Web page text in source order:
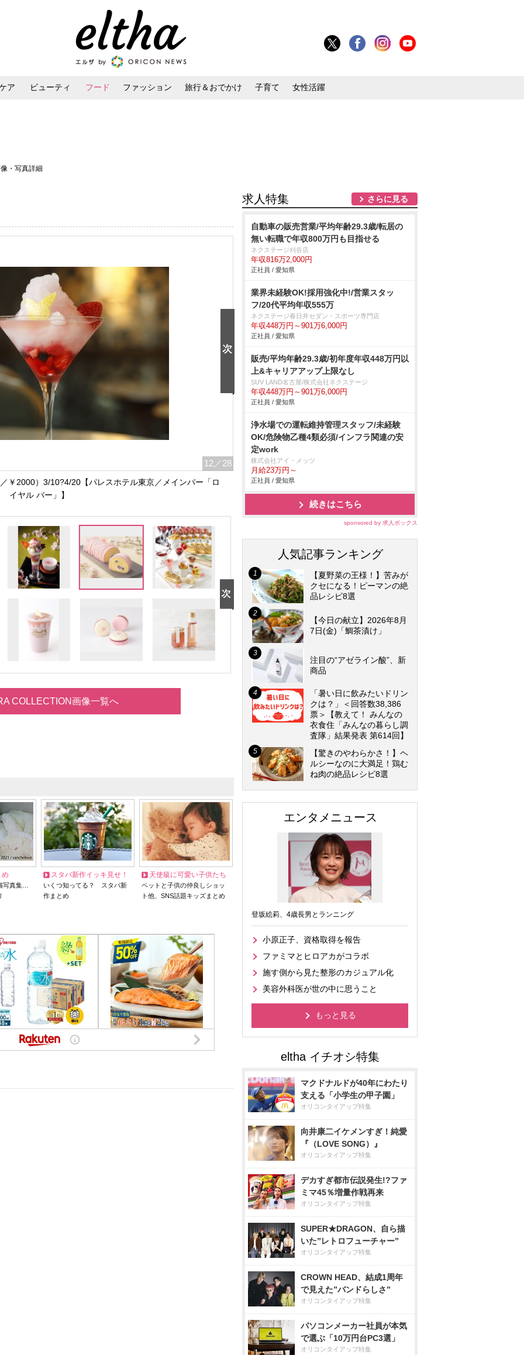
ア ビューティ フード ファッション 旅行＆おでかけ 子育て 女性活躍
・写真詳細
12 ／28
￥2000）3/10?4/20【パレスホテル東京／メインバー「ロ
イヤル バー」】
COLLECTION画像一覧へ
め
写真集…
スタバ新作イッキ見せ！
いくつ知ってる？ スタバ新
作まとめ
天使級に可愛い子供たち
ペットと子供の仲良しショッ
ト他、SNS話題キッズまとめ
求人特集 さらに見る
自動車の販売営業/平均年齢29.3歳/転居の
無い転職で年収800万円も目指せる
ネクステージ刈谷店
年収816万2,000円
正社員 / 愛知県
業界未経験OK!採用強化中!/営業スタッ
フ/20代平均年収555万
ネクステージ春日井セダン・スポーツ専門店
年収448万円～901万6,000円
正社員 / 愛知県
販売/平均年齢29.3歳/初年度年収448万円以
上&キャリアアップ上限なし
SUV LAND名古屋/株式会社ネクステージ
年収448万円～901万6,000円
正社員 / 愛知県
浄水場での運転維持管理スタッフ/未経験
OK/危険物乙種4類必須/インフラ関連の安
定work
株式会社アイ・メッツ
月給23万円～
正社員 / 愛知県
続きはこちら
sponsored by 求人ボックス
人気記事ランキング
【夏野菜の王様！】苦みが
クセになる！ピーマンの絶
品レシピ8選
【今日の献立】2026年8月
7日(金)「鯛茶漬け」
注目の“アゼライン酸”、新
商品
「暑い日に飲みたいドリン
クは？」＜回答数38,386
票＞【教えて！ みんなの
衣食住「みんなの暮らし調
査隊」結果発表 第614回】
【驚きのやわらかさ！】ヘ
ルシーなのに大満足！鶏む
ね肉の絶品レシピ8選
エンタメニュース
登坂絵莉、4歳長男とランニング
小原正子、資格取得を報告
ファミマとヒロアカがコラボ
施す側から見た整形のカジュアル化
美容外科医が世の中に思うこと
もっと見る
マクドナルドが40年にわたり
支える「小学生の甲子園」
オリコンタイアップ特集
向井康二イケメンすぎ！純愛
『（LOVE SONG）』
オリコンタイアップ特集
デカすぎ都市伝説発生!?ファ
ミマ45％増量作戦再来
オリコンタイアップ特集
SUPER★DRAGON、自ら描
いた”レトロフューチャー”
オリコンタイアップ特集
CROWN HEAD、結成1周年
で見えた”バンドらしさ”
オリコンタイアップ特集
パソコンメーカー社員が本気
で選ぶ「10万円台PC3選」
オリコンタイアップ特集